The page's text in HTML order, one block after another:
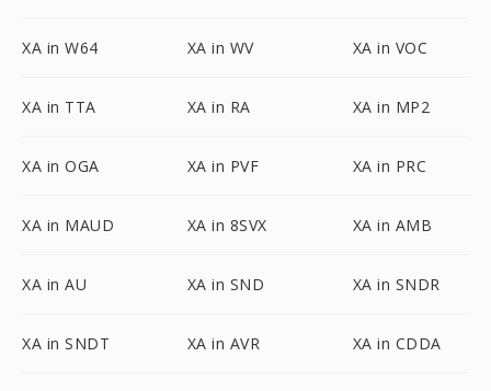
XA in W64 XA in WV XA in VOC
XA in TTA XA in RA XA in MP2
XA in OGA XA in PVF XA in PRC
XA in MAUD XA in 8SVX XA in AMB
XA in AU XA in SND XA in SNDR
XA in SNDT XA in AVR XA in CDDA